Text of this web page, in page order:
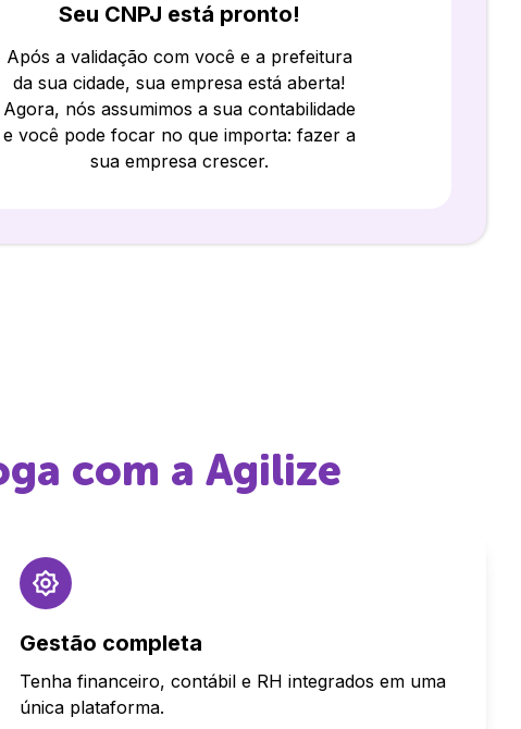
Seu CNPJ está pronto!
Após a validação com você e a prefeitura
da sua cidade, sua empresa está aberta!
Agora, nós assumimos a sua contabilidade
e você pode focar no que importa: fazer a
sua empresa crescer.
com a Agilize
Gestão completa
Tenha financeiro, contábil e RH integrados em uma
única plataforma.